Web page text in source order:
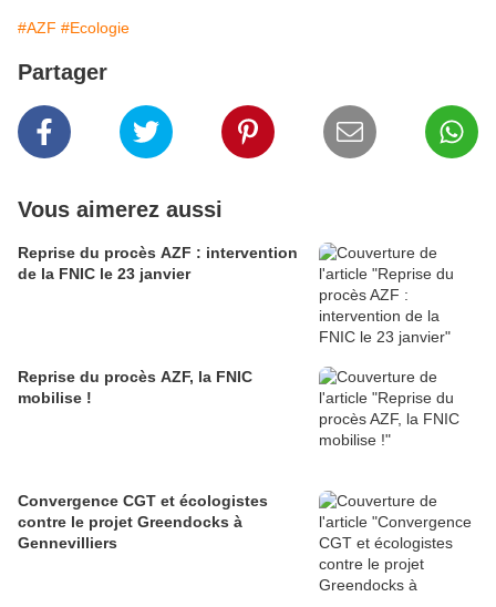
#AZF #Ecologie
Partager
Vous aimerez aussi
Reprise du procès AZF : intervention
de la FNIC le 23 janvier
Reprise du procès AZF, la FNIC
mobilise !
Convergence CGT et écologistes
contre le projet Greendocks à
Gennevilliers